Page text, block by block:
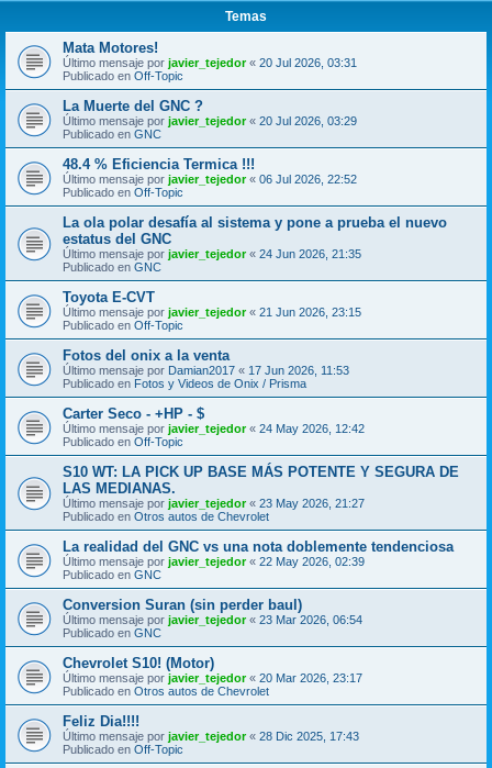
Temas
Mata Motores!
Último mensaje por javier_tejedor« 20 Jul 2026, 03:31
Publicado en Off-Topic
La Muerte del GNC ?
Último mensaje por javier_tejedor« 20 Jul 2026, 03:29
Publicado en GNC
48.4 % Eficiencia Termica !!!
Último mensaje por javier_tejedor« 06 Jul 2026, 22:52
Publicado en Off-Topic
La ola polar desafía al sistema y pone a prueba el nuevo
estatus del GNC
Último mensaje por javier_tejedor« 24 Jun 2026, 21:35
Publicado en GNC
Toyota E-CVT
Último mensaje por javier_tejedor« 21 Jun 2026, 23:15
Publicado en Off-Topic
Fotos del onix a la venta
Último mensaje por Damian2017 « 17 Jun 2026, 11:53
Publicado en Fotos y Videos de Onix / Prisma
Carter Seco - +HP - $
Último mensaje por javier_tejedor« 24 May 2026, 12:42
Publicado en Off-Topic
S10 WT: LA PICK UP BASE MÁS POTENTE Y SEGURA DE
LAS MEDIANAS.
Último mensaje por javier_tejedor« 23 May 2026, 21:27
Publicado en Otros autos de Chevrolet
La realidad del GNC vs una nota doblemente tendenciosa
Último mensaje por javier_tejedor« 22 May 2026, 02:39
Publicado en GNC
Conversion Suran (sin perder baul)
Último mensaje por javier_tejedor« 23 Mar 2026, 06:54
Publicado en GNC
Chevrolet S10! (Motor)
Último mensaje por javier_tejedor« 20 Mar 2026, 23:17
Publicado en Otros autos de Chevrolet
Feliz Dia!!!!
Último mensaje por javier_tejedor« 28 Dic 2025, 17:43
Publicado en Off-Topic